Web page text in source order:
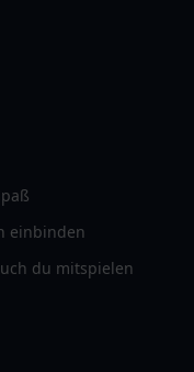
einbinden
du mitspielen